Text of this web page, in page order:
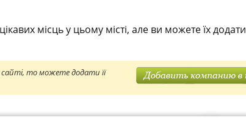
місць у цьому місті, але ви можете їх додати
то можете додати її